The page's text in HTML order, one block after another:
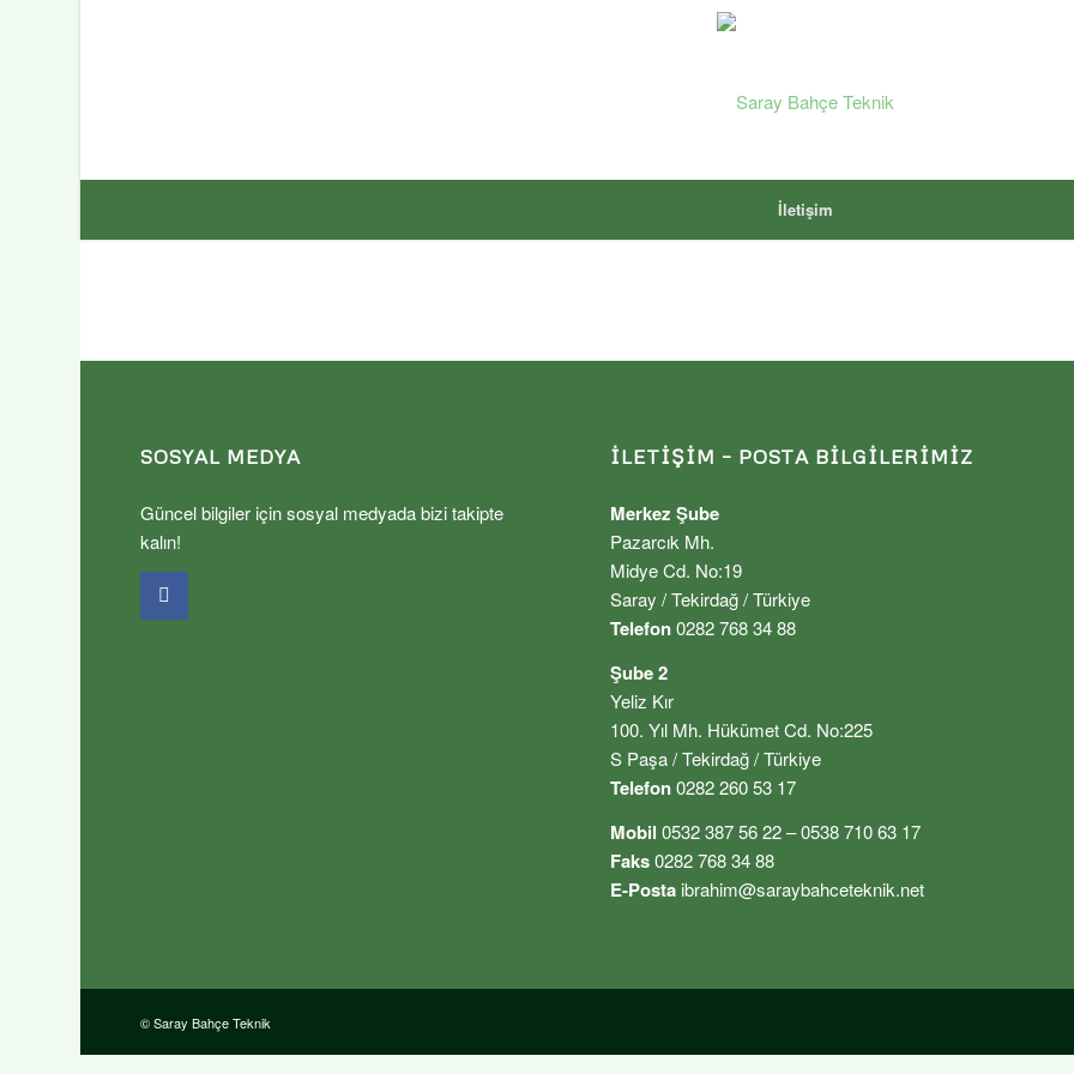
İletişim
SOSYAL MEDYA
Güncel bilgiler için sosyal medyada bizi takipte
kalın!
İLETIŞIM – POSTA BILGILERIMIZ
Merkez Şube
Pazarcık Mh.
Midye Cd. No:19
Saray / Tekirdağ / Türkiye
Telefon0282 768 34 88
Şube 2
Yeliz Kır
100. Yıl Mh. Hükümet Cd. No:225
S Paşa / Tekirdağ / Türkiye
Telefon0282 260 53 17
Mobil 0532 387 56 22 – 0538 710 63 17
Faks0282 768 34 88
E-Posta ibrahim@saraybahceteknik.net
© Saray Bahçe Teknik